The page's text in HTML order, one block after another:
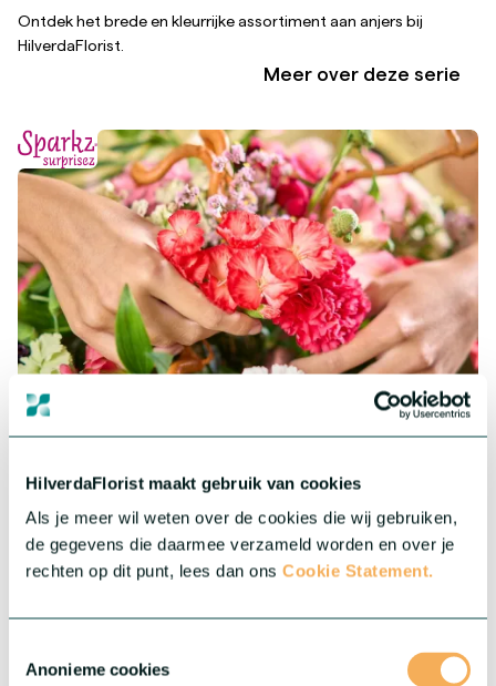
HilverdaFlorist maakt gebruik van cookies
Als je meer wil weten over de cookies die wij gebruiken,
de gegevens die daarmee verzameld worden en over je
rechten op dit punt, lees dan ons Cookie Statement.
Anonieme cookies
Ontdek het brede en kleurrijke assortiment aan anjers bij
HilverdaFlorist.
Meer over deze serie
Dianthus Sparkz® biedt je de meest uiteenlopende variaties
denkbaar – variëteiten die opvallen door unieke bloemvormen,
opvallende kleuren en eindeloze mogelijkheden om te mixen en
matchen.